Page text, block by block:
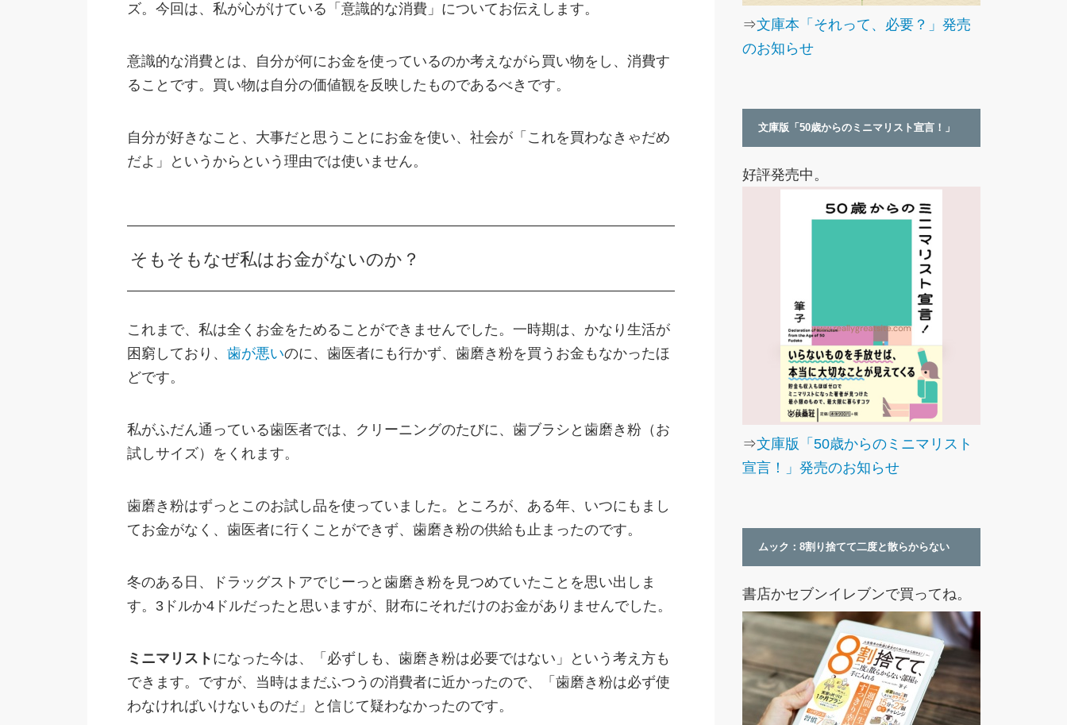
ズ。今回は、私が心がけている「意識的な消費」についてお伝えします。
意識的な消費とは、自分が何にお金を使っているのか考えながら買い物をし、消費す
ることです。買い物は自分の価値観を反映したものであるべきです。
自分が好きなこと、大事だと思うことにお金を使い、社会が「これを買わなきゃだめ
だよ」というからという理由では使いません。
そもそもなぜ私はお金がないのか？
これまで、私は全くお金をためることができませんでした。一時期は、かなり生活が
困窮しており、 歯が悪いのに、歯医者にも行かず、歯磨き粉を買うお金もなかったほ
どです。
私がふだん通っている歯医者では、クリーニングのたびに、歯ブラシと歯磨き粉（お
試しサイズ）をくれます。
歯磨き粉はずっとこのお試し品を使っていました。ところが、ある年、いつにもまし
てお金がなく、歯医者に行くことができず、歯磨き粉の供給も止まったのです。
冬のある日、ドラッグストアでじーっと歯磨き粉を見つめていたことを思い出しま
す。3ドルか4ドルだったと思いますが、財布にそれだけのお金がありませんでした。
ミニマリスト になった今は、「必ずしも、歯磨き粉は必要ではない」という考え方も
できます。ですが、当時はまだふつうの消費者に近かったので、「歯磨き粉は必ず使
わなければいけないものだ」と信じて疑わなかったのです。
⇒文庫本「それって、必要？」発売
のお知らせ
文庫版「50歳からのミニマリスト宣言！」
好評発売中。
⇒文庫版「50歳からのミニマリスト
宣言！」発売のお知らせ
ムック：8割り捨てて二度と散らからない
書店かセブンイレブンで買ってね。